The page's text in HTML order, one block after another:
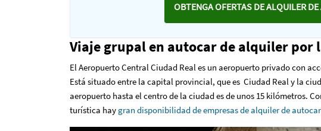
OBTENGA OFERTAS DE ALQUILER
Viaje grupal en autocar de alquiler por
El Aeropuerto Central Ciudad Real es un aeropuerto privado con
Está situado entre la capital provincial, que es Ciudad Real y la
aeropuerto hasta el centro de la ciudad es de unos 15 kilómetros.
turística hay gran disponibilidad de empresas de alquiler de